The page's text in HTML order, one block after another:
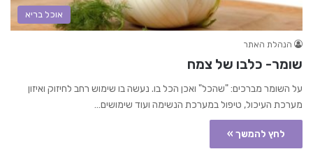
אוכל בריא
הנהלת האתר
שומר- כלבו של צמח
על השומר מברכים: "שהכל" ואכן הכל בו. נעשה בו שימוש רחב לחיזוק ואיזון
מערכת העיכול, טיפול במערכת הנשימה ועוד שימושים…
לחץ להמשך »